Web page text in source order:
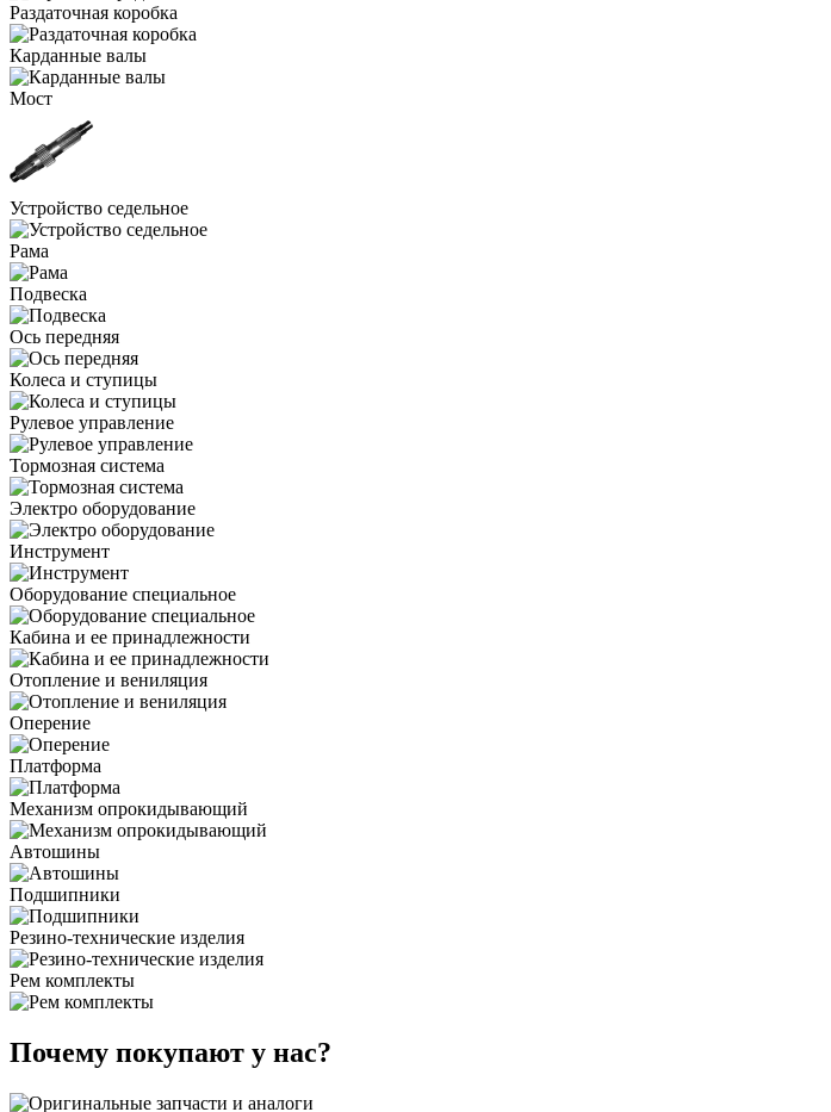
Раздаточная коробка
Карданные валы
Мост
Устройство седельное
Рама
Подвеска
Ось передняя
Колеса и ступицы
Рулевое управление
Тормозная система
Электро оборудование
Инструмент
Оборудование специальное
Кабина и ее принадлежности
Отопление и вениляция
Оперение
Платформа
Механизм опрокидывающий
Автошины
Подшипники
Резино-технические изделия
Рем комплекты
Почему покупают у нас?